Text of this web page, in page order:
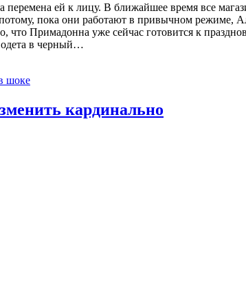
перемена ей к лицу. В ближайшее время все
пока они работают в привычном режиме,
что Примадонна уже сейчас готовится к
в черный…
шоке
кардинально